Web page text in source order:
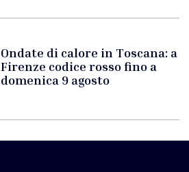
Ondate di calore in Toscana: a
Firenze codice rosso fino a
domenica 9 agosto